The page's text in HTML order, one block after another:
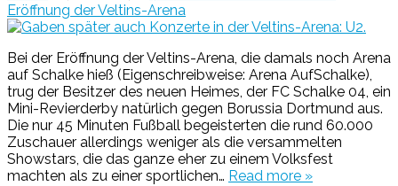
Eröffnung der Veltins-Arena
Bei der Eröffnung der Veltins-Arena, die damals noch Arena
auf Schalke hieß (Eigenschreibweise: Arena AufSchalke),
trug der Besitzer des neuen Heimes, der FC Schalke 04, ein
Mini-Revierderby natürlich gegen Borussia Dortmund aus.
Die nur 45 Minuten Fußball begeisterten die rund 60.000
Zuschauer allerdings weniger als die versammelten
Showstars, die das ganze eher zu einem Volksfest
machten als zu einer sportlichen… Read more »